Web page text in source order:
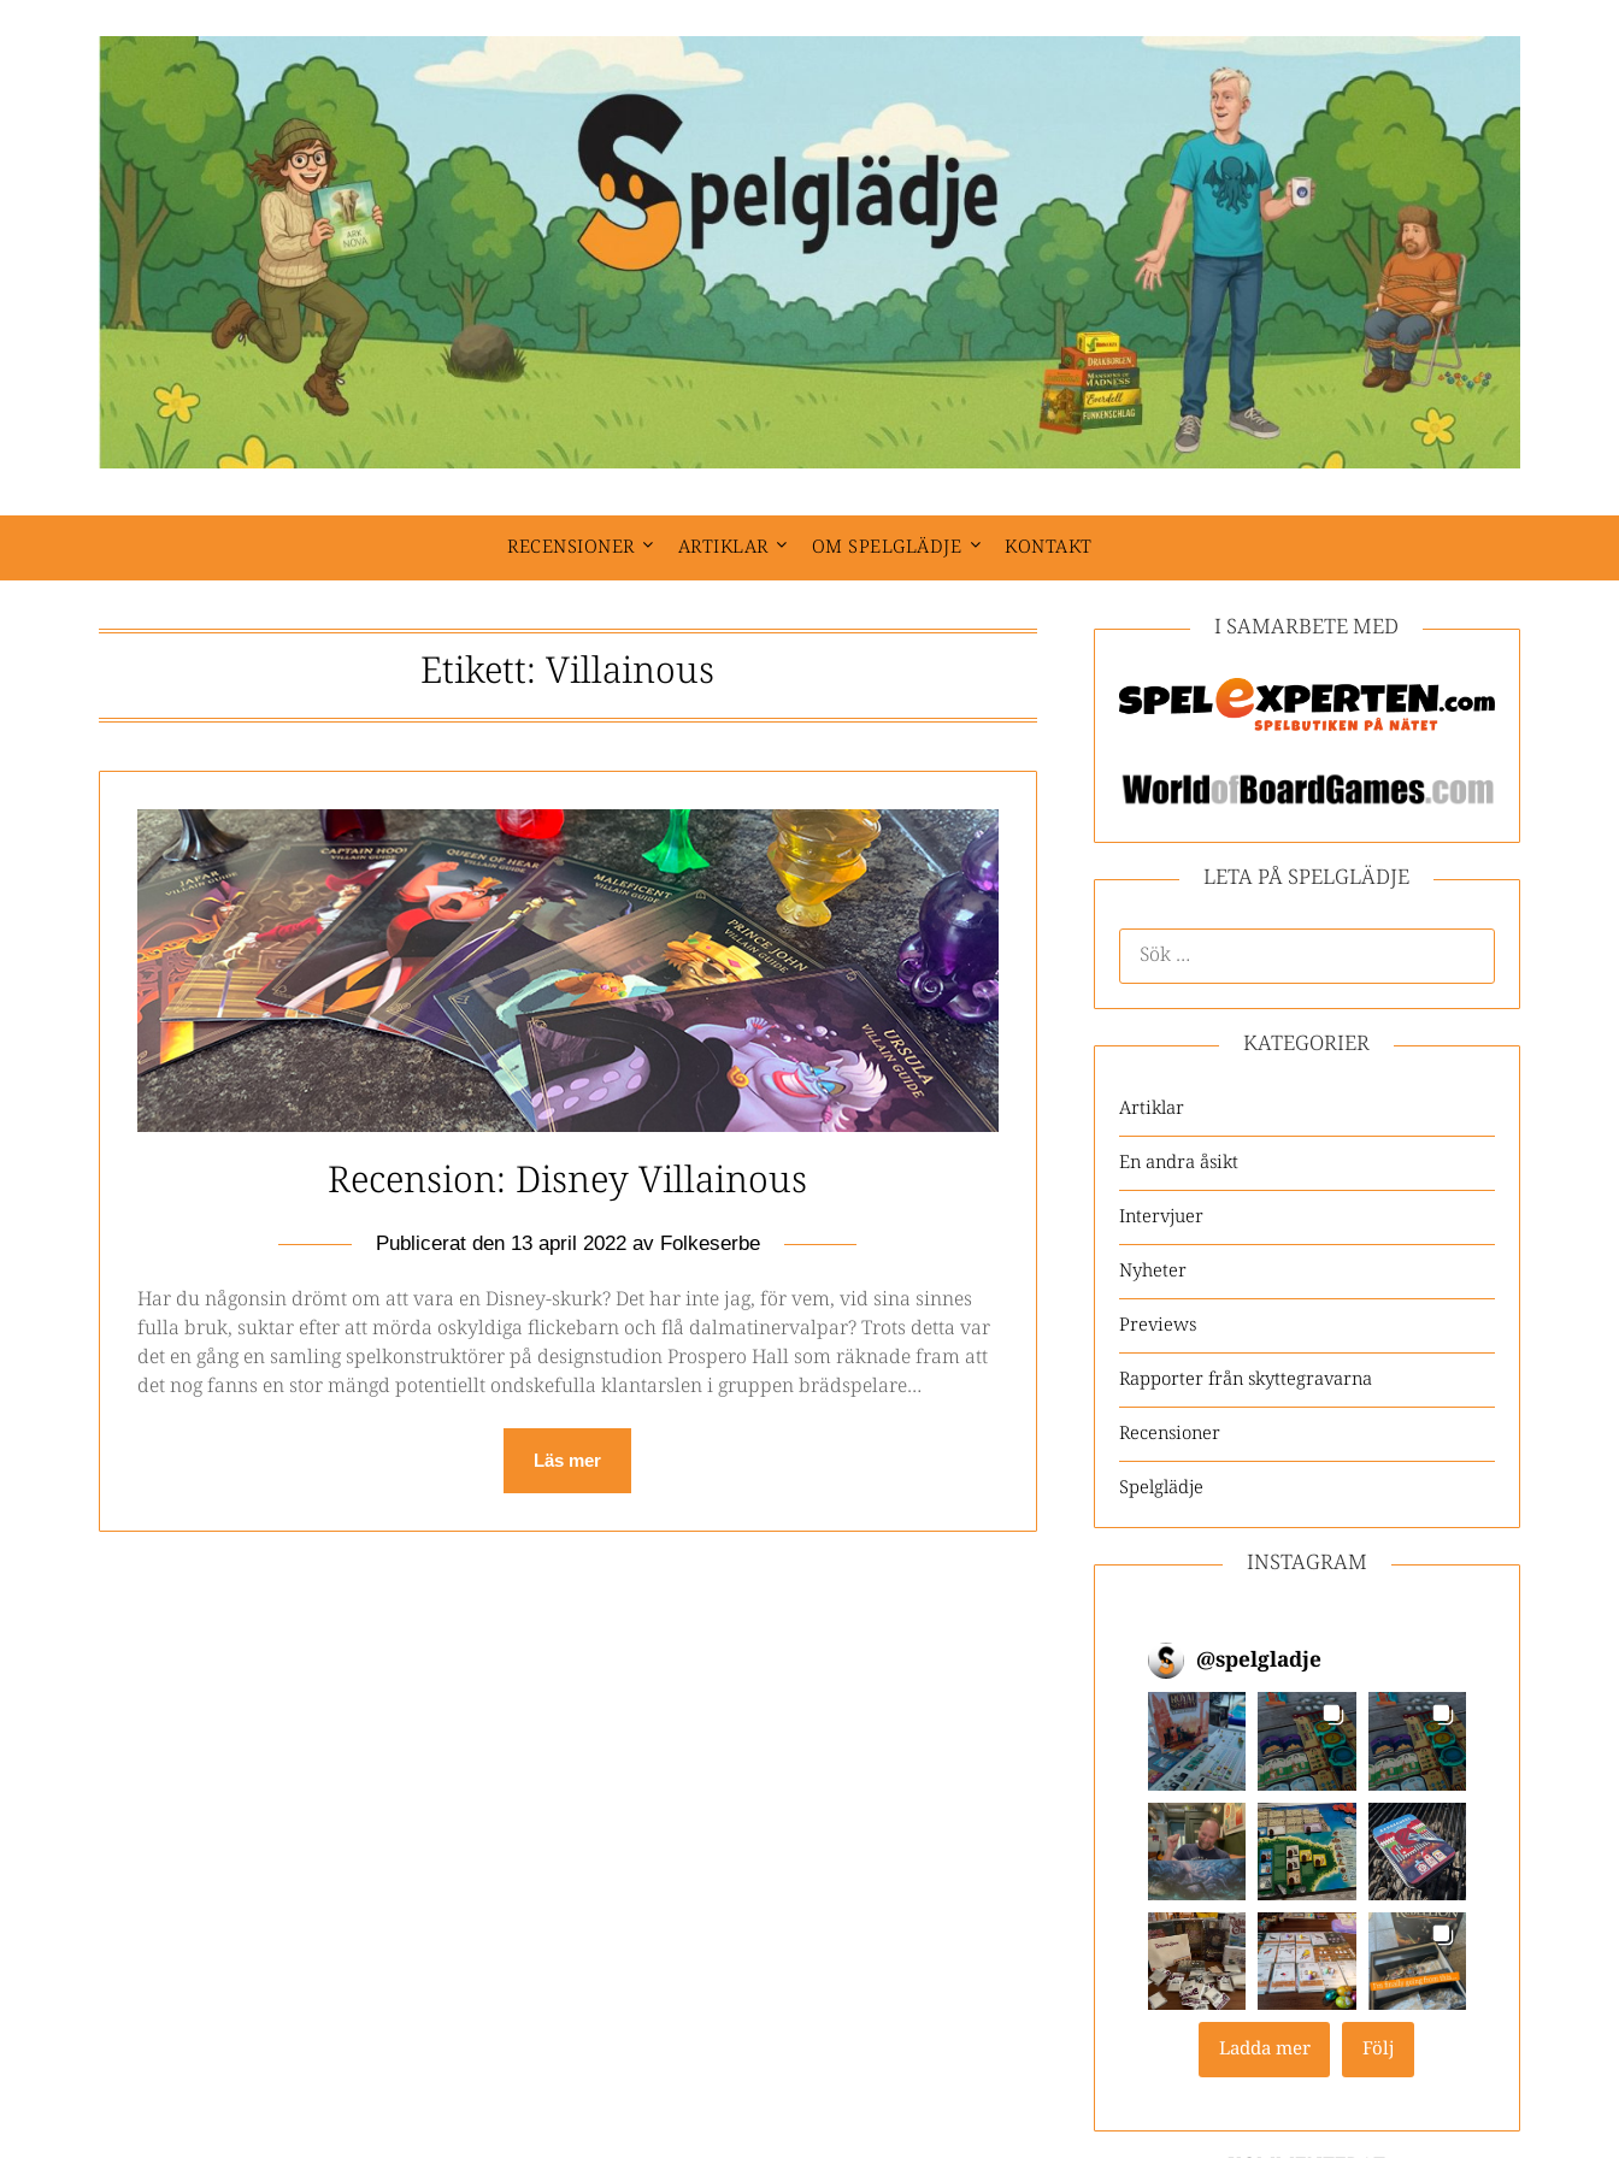
RECENSIONER ARTIKLAR OM SPELGLÄDJE KONTAKT
Etikett:Villainous
Recension: Disney Villainous
Publicerat den 13 april 2022av Folkeserbe
Har du någonsin drömt om att vara en Disney-skurk? Det har inte jag, för vem, vid sina sinnes
fulla bruk, suktar efter att mörda oskyldiga flickebarn och flå dalmatinervalpar? Trots detta var
det en gång en samling spelkonstruktörer på designstudion Prospero Hall som räknade fram att
det nog fanns en stor mängd potentiellt ondskefulla klantarslen i gruppen brädspelare…
Läs mer
I SAMARBETE MED
LETA PÅ SPELGLÄDJE
KATEGORIER
Artiklar
En andra åsikt
Intervjuer
Nyheter
Previews
Rapporter från skyttegravarna
Recensioner
Spelglädje
INSTAGRAM
@spelgladje
Ladda mer Följ